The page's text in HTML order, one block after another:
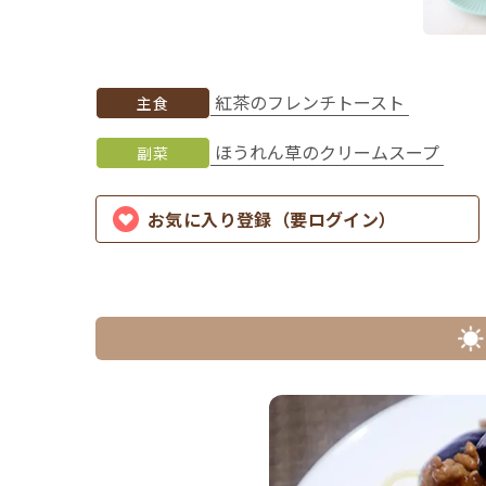
主食 紅茶のフレンチトースト
副菜 ほうれん草のクリームスープ
お気に入り登録（要ログイン）